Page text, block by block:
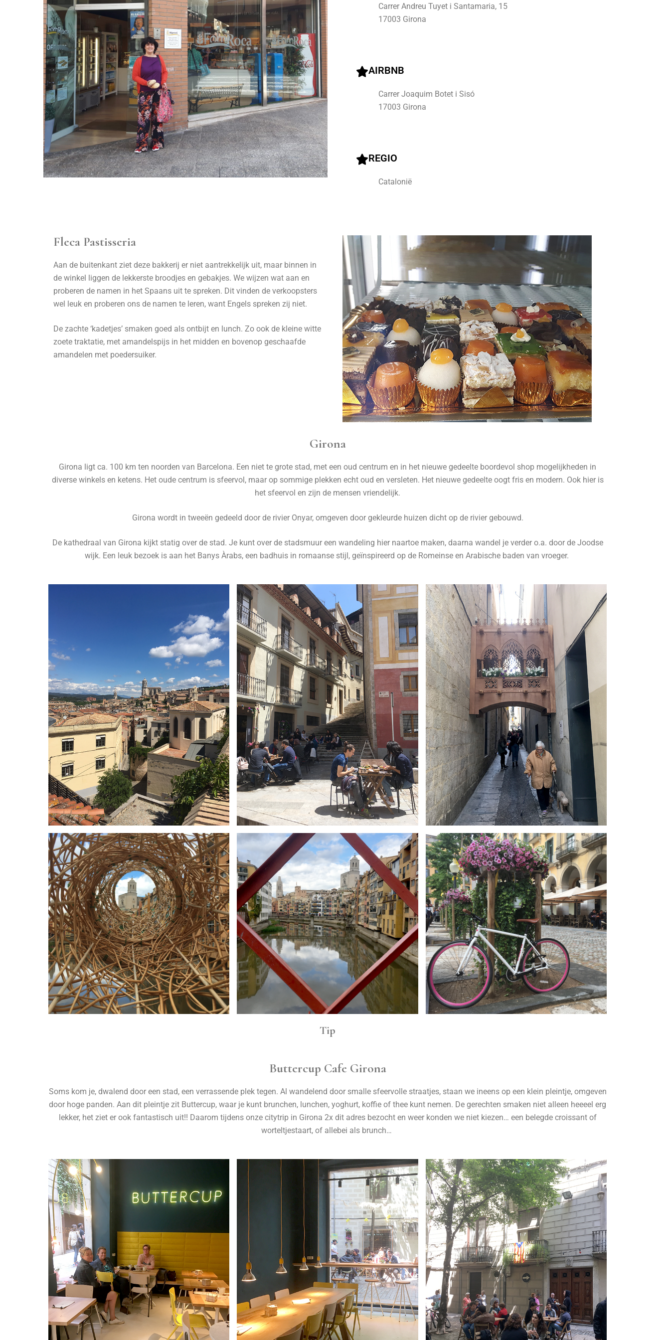
Carrer Andreu Tuyet i Santamaria, 15
17003 Girona
AIRBNB
Carrer Joaquim Botet i Sisó
17003 Girona
REGIO
Catalonië
Fleca Pastisseria
Aan de buitenkant ziet deze bakkerij er niet aantrekkelijk uit, maar binnen in
de winkel liggen de lekkerste broodjes en gebakjes. We wijzen wat aan en
proberen de namen in het Spaans uit te spreken. Dit vinden de verkoopsters
wel leuk en proberen ons de namen te leren, want Engels spreken zij niet.
De zachte ‘kadetjes’ smaken goed als ontbijt en lunch. Zo ook de kleine witte
zoete traktatie, met amandelspijs in het midden en bovenop geschaafde
amandelen met poedersuiker.
Girona
Girona ligt ca. 100 km ten noorden van Barcelona. Een niet te grote stad, met een oud centrum en in het nieuwe gedeelte boordevol shop mogelijkheden in
diverse winkels en ketens. Het oude centrum is sfeervol, maar op sommige plekken echt oud en versleten. Het nieuwe gedeelte oogt fris en modern. Ook hier is
het sfeervol en zijn de mensen vriendelijk.
Girona wordt in tweeën gedeeld door de rivier Onyar, omgeven door gekleurde huizen dicht op de rivier gebouwd.
De kathedraal van Girona kijkt statig over de stad. Je kunt over de stadsmuur een wandeling hier naartoe maken, daarna wandel je verder o.a. door de Joodse
wijk. Een leuk bezoek is aan het Banys Àrabs, een badhuis in romaanse stijl, geïnspireerd op de Romeinse en Arabische baden van vroeger.
Tip
Buttercup Cafe Girona
Soms kom je, dwalend door een stad, een verrassende plek tegen. Al wandelend door smalle sfeervolle straatjes, staan we ineens op een klein pleintje, omgeven
door hoge panden. Aan dit pleintje zit Buttercup, waar je kunt brunchen, lunchen, yoghurt, koffie of thee kunt nemen. De gerechten smaken niet alleen heeeel erg
lekker, het ziet er ook fantastisch uit!! Daarom tijdens onze citytrip in Girona 2x dit adres bezocht en weer konden we niet kiezen… een belegde croissant of
worteltjestaart, of allebei als brunch…